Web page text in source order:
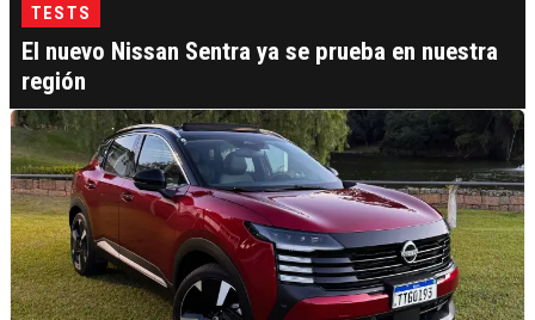
TESTS
El nuevo Nissan Sentra ya se prueba en nuestra
región